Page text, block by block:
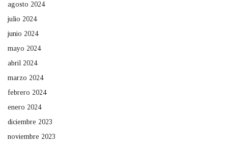
agosto 2024
julio 2024
junio 2024
mayo 2024
abril 2024
marzo 2024
febrero 2024
enero 2024
diciembre 2023
noviembre 2023